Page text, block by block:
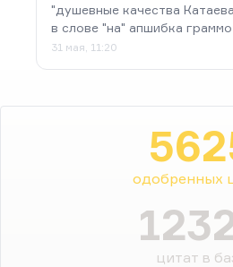
"душевные качества
в слове "на" апшибка
31 мая, 11:20
одобренных
цитат в